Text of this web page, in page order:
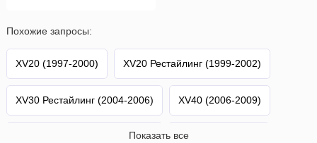
Похожие запросы:
XV20 (1997-2000) XV20 Рестайлинг (1999-2002)
XV30 Рестайлинг (2004-2006) XV40 (2006-2009)
XV40 Рестайлинг (2009-2011) XV50 (2011-2014)
Показать все